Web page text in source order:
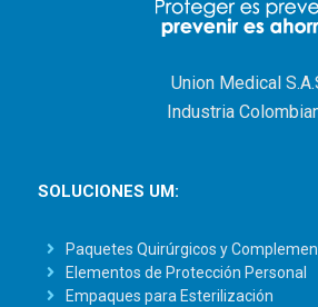
Union Medical
Industria
SOLUCIONES UM:
Paquetes Quirúrgicos y
Elementos de Protección Personal
Empaques para Esterilización